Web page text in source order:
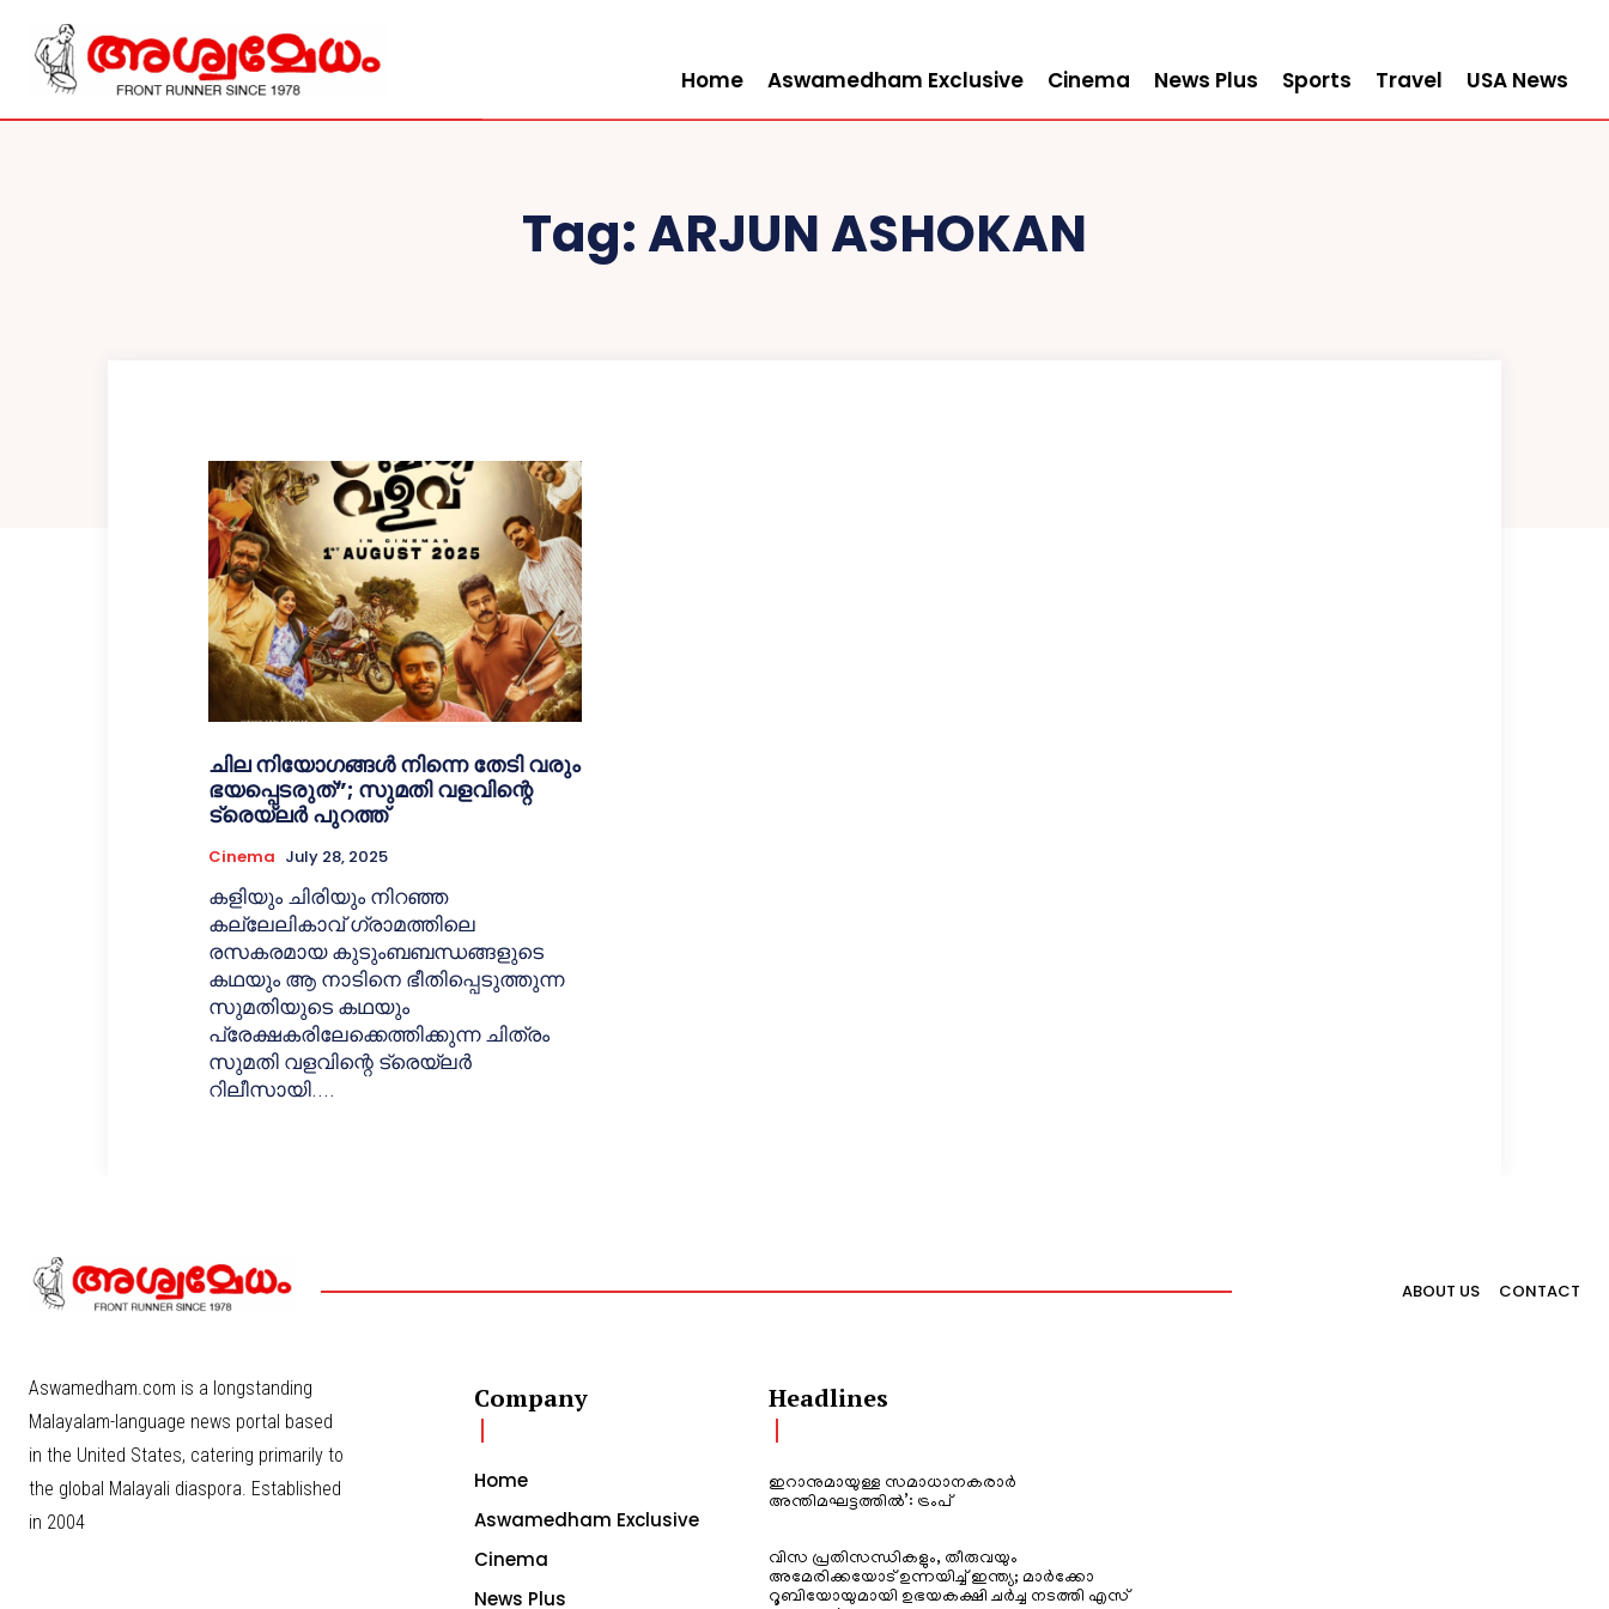
Home Aswamedham Exclusive Cinema News Plus Sports Travel USA News
Tag:ARJUN ASHOKAN
ചില നിയോഗങ്ങള്‍ നിന്നെ തേടി വരും
ഭയപ്പെടരുത്”; സുമതി വളവിന്റെ
ട്രെയ്‌ലര്‍ പുറത്ത്
Cinema July 28, 2025
കളിയും ചിരിയും നിറഞ്ഞ
കല്ലേലികാവ് ഗ്രാമത്തിലെ
രസകരമായ കുടുംബബന്ധങ്ങളുടെ
കഥയും ആ നാടിനെ ഭീതിപ്പെടുത്തുന്ന
സുമതിയുടെ കഥയും
പ്രേക്ഷകരിലേക്കെത്തിക്കുന്ന ചിത്രം
സുമതി വളവിന്റെ ട്രെയ്‌ലര്‍
റിലീസായി....
ABOUT US CONTACT
Aswamedham.com is a longstanding
Malayalam-language news portal based
in the United States, catering primarily to
the global Malayali diaspora. Established
in 2004
Company
Home
Aswamedham Exclusive
Cinema
News Plus
Headlines
ഇറാനുമായുള്ള സമാധാനകരാർ
അന്തിമഘട്ടത്തിൽ‌’: ട്രംപ്
വിസ പ്രതിസന്ധികളും, തീരുവയും
അമേരിക്കയോട് ഉന്നയിച്ച് ഇന്ത്യ; മാർക്കോ
റൂബിയോയുമായി ഉഭയകക്ഷി ചർച്ച നടത്തി എസ്